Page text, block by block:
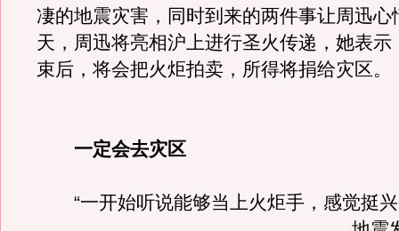
凄的地震灾害，同时到来的两件事让周迅心
天，周迅将亮相沪上进行圣火传递，她表示
束后，将会把火炬拍卖，所得将捐给灾区。
一定会去灾区
“一开始听说能够当上火炬手，感觉挺